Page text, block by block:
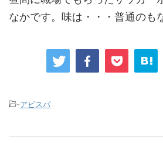
なかです。味は・・・普通のも
-アビスパ